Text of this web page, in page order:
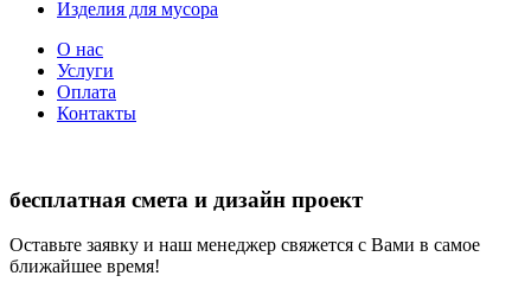
Изделия для мусора
О нас
Услуги
Оплата
Контакты
бесплатная смета и дизайн проект
Оставьте заявку и наш менеджер свяжется с Вами в самое
ближайшее время!